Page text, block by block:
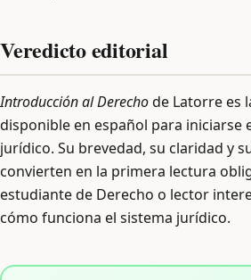
Veredicto editorial
Introducción al Derechode Latorre es
disponible en español para iniciarse
jurídico. Su brevedad, su claridad y
convierten en la primera lectura
estudiante de Derecho o lector
cómo funciona el sistema jurídico.